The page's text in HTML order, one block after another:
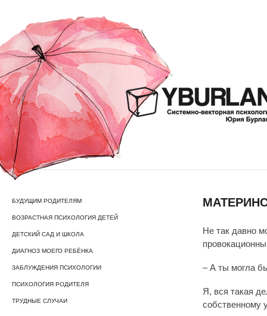
БУДУЩИМ РОДИТЕЛЯМ
ВОЗРАСТНАЯ ПСИХОЛОГИЯ ДЕТЕЙ
ДЕТСКИЙ САД И ШКОЛА
ДИАГНОЗ МОЕГО РЕБЁНКА
ЗАБЛУЖДЕНИЯ ПСИХОЛОГИИ
ПСИХОЛОГИЯ РОДИТЕЛЯ
ТРУДНЫЕ СЛУЧАИ
Не так давно
– А ты могла
Я, вся такая
собственному